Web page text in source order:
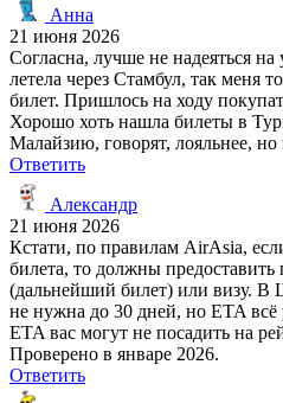
Анна
21 июня 2026
Согласна, лучше не надеяться
летела через Стамбул, так меня
билет. Пришлось на ходу
Хорошо хоть нашла билеты в
Малайзию, говорят, лояльнее, но
Ответить
Александр
21 июня 2026
Кстати, по правилам AirAsia,
билета, то должны предоставить
(дальнейший билет) или визу. В
не нужна до 30 дней, но ETA
ETA вас могут не посадить на
Проверено в январе 2026.
Ответить